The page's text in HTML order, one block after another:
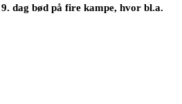
dag bød på fire kampe, hvor bl.a.